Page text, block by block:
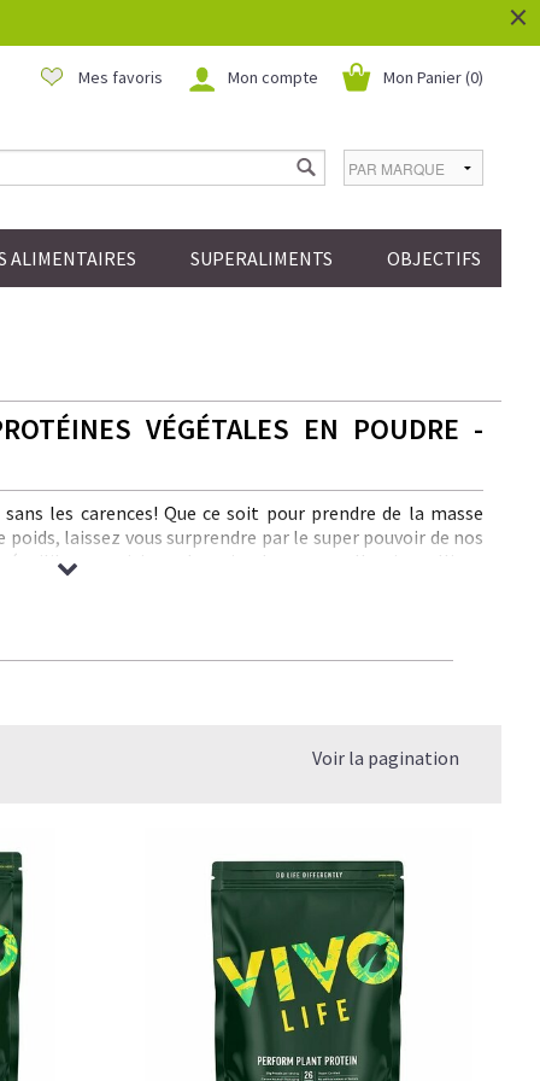
×
Mon Panier (0)
Mon compte
Mes favoris
ALIMENTAIRES SUPERALIMENTS OBJECTIFS
VÉGÉTALES EN POUDRE -
les carences! Que ce soit pour prendre de la masse
laissez vous surprendre par le super pouvoir de nos
équilibre nutritionnel optimal, notre collection alliant
et antibiotiques, il convient de privilégier des alternatives
vers l'option de la
Voir la pagination